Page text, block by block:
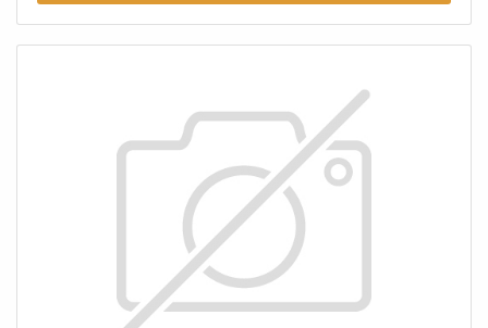
compactes : 110 x 86 x 32 x 64 Installation : encastrée